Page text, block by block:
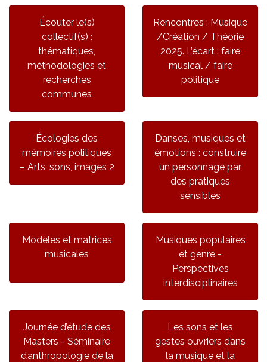
Écouter le(s)
collectif(s) :
thématiques,
méthodologies et
recherches
communes
Rencontres : Musique
/Création / Théorie
2025. L’écart : faire
musical / faire
politique
Écologies des
mémoires politiques
– Arts, sons, images 2
Danses, musiques et
émotions : construire
un personnage par
des pratiques
sensibles
Modèles et matrices
musicales
Musiques populaires
et genre -
Perspectives
interdisciplinaires
Journée d’étude des
Masters - Séminaire
d’anthropologie de la
Les sons et les
gestes ouvriers dans
la musique et la